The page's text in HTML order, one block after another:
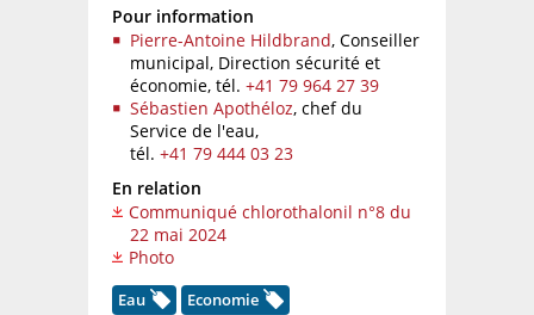
Pour information
Pierre-Antoine Hildbrand, Conseiller
municipal, Direction sécurité et
économie, tél. +41 79 964 27 39
Sébastien Apothéloz, chef du
Service de l'eau,
tél. +41 79 444 03 23
En relation
Communiqué chlorothalonil n°8 du
22 mai 2024
Photo
Eau
Economie